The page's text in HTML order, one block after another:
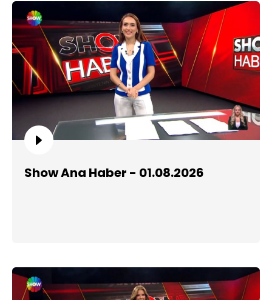
Show Ana Haber - 01.08.2026